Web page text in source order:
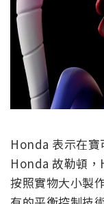
Honda 表示在寶
Honda 故勒頓
按照實物大小製